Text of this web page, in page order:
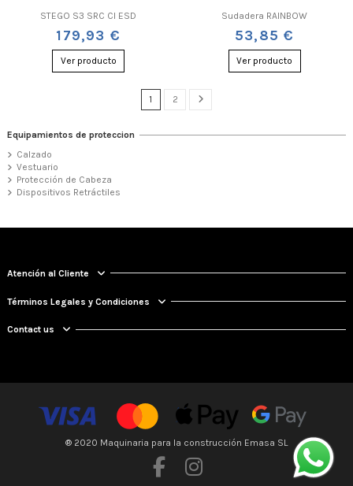
STEGO S3 SRC CI ESD
179,93 €
Ver producto
Sudadera RAINBOW
53,85 €
Ver producto
1 2
Equipamientos de proteccion
Calzado
Vestuario
Protección de Cabeza
Dispositivos Retráctiles
Atención al Cliente
Términos Legales y Condiciones
Contact us
® 2020 Maquinaria para la construcción Emasa SL